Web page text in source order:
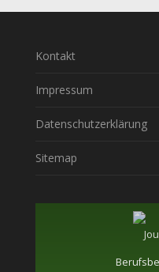
Kontakt
Impressum
Datenschutzerklärung
Sitemap